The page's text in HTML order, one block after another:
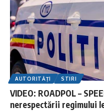
AUTORITĂȚI STIRI
VIDEO: ROADPOL –
nerespectării regimului